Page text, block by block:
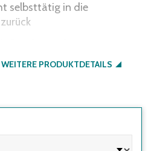
selbsttätig in die
Kippverriegelung,
von Flüssigkeiten
WEITERE PRODUKTDETAILS